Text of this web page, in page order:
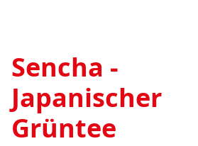
Sencha -
Japanischer
Grüntee